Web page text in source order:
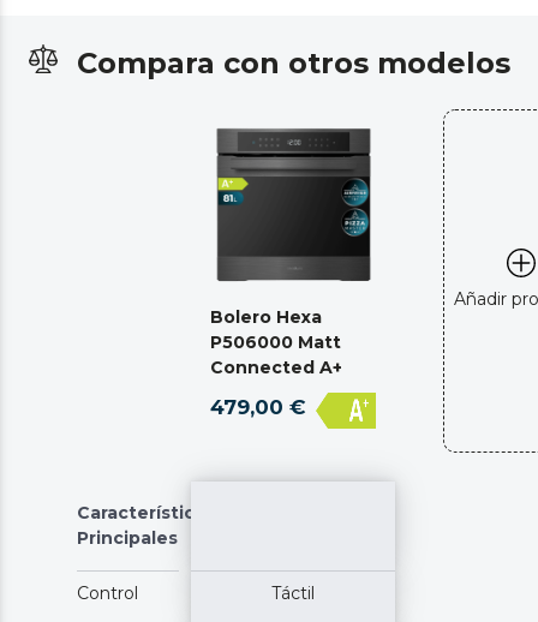
Compara con otros modelos
Bolero Hexa
P506000 Matt
Connected A+
479,00 €
Añadir
Características
Principales
Control Táctil